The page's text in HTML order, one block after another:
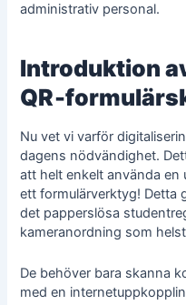
administrativ personal.
Introduktion
Nu vet vi varför
dagens nödvändighet.
att helt enkelt använda en
ett formulärverktyg! Detta
det papperslösa
kameranordning som
De behöver bara skanna
med en